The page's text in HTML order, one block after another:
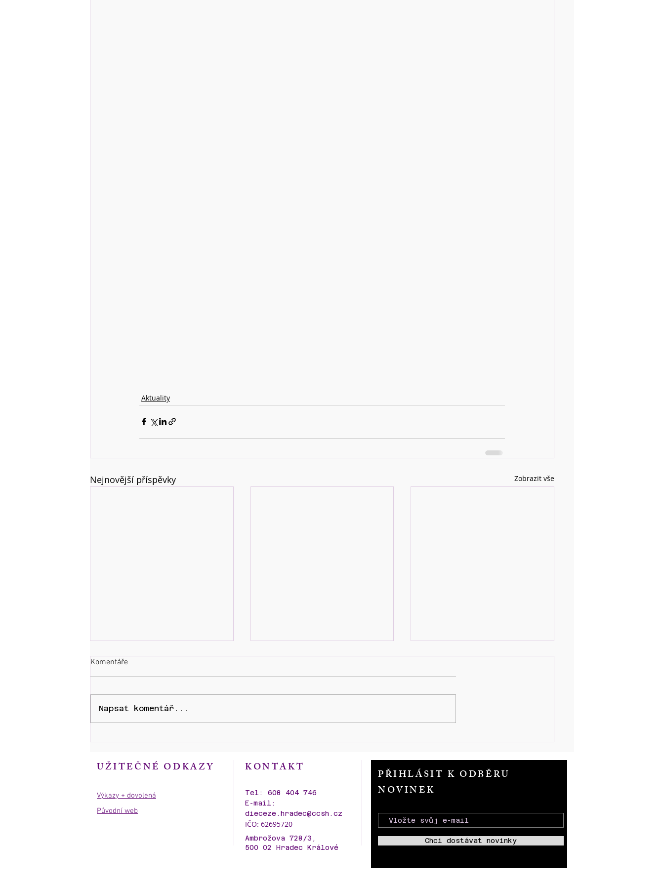
Aktuality
Nejnovější příspěvky Zobrazit vše
kolem roku stavby i v průběhu
nového modelu p. Pavla
Šťastného.
AMBROŽE
Komentáře
Napsat komentář...
UŽITEČNÉ ODKAZY
Výkazy + dovolená
Původní web
KONTAKT
Tel: 608 404 746
E-mail:
dieceze.hradec@ccsh.cz
IČO: 62695720
Ambrožova 728/3,
500 02 Hradec Králové
PŘIHLÁSIT K ODBĚRU
NOVINEK
Chci dostávat novinky